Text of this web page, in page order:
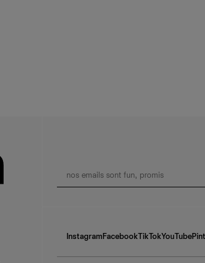
Instagram FacebookTikTokYouTube